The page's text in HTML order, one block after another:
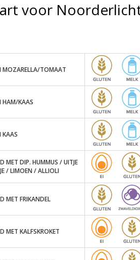
voor
MOZARELLA/TOMAAT
HAM/KAAS
KAAS
MET DIP. HUMMUS / UITJE
/ LIMOEN / ALLIOLI
MET FRIKANDEL
MET KALFSKROKET